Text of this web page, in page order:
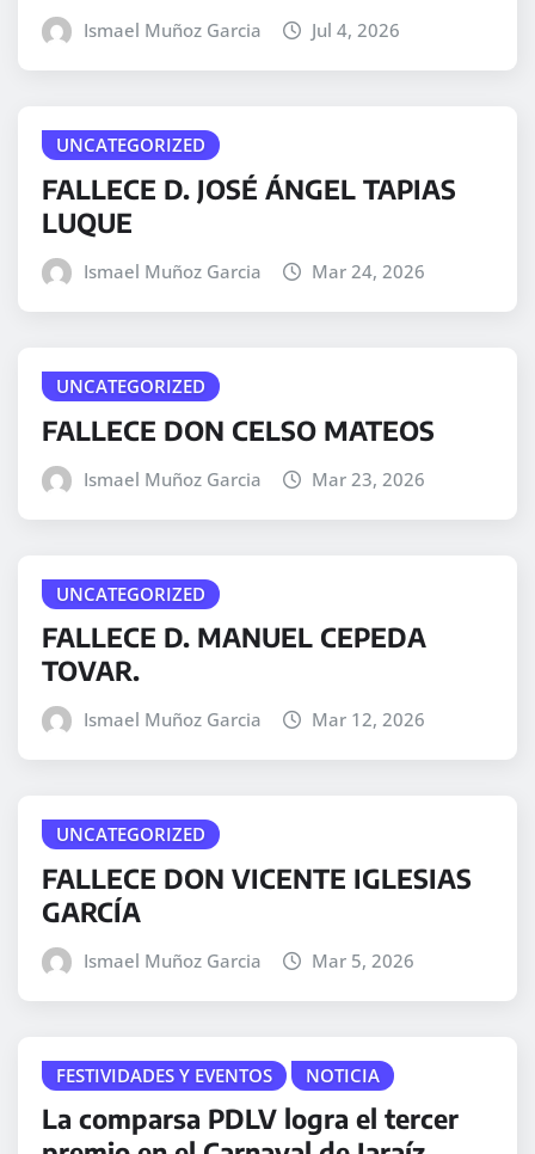
Ismael Muñoz Garcia Jul 4, 2026
UNCATEGORIZED
FALLECE D. JOSÉ ÁNGEL TAPIAS
LUQUE
Ismael Muñoz Garcia Mar 24, 2026
UNCATEGORIZED
FALLECE DON CELSO MATEOS
Ismael Muñoz Garcia Mar 23, 2026
UNCATEGORIZED
FALLECE D. MANUEL CEPEDA
TOVAR.
Ismael Muñoz Garcia Mar 12, 2026
UNCATEGORIZED
FALLECE DON VICENTE IGLESIAS
GARCÍA
Ismael Muñoz Garcia Mar 5, 2026
FESTIVIDADES Y EVENTOS NOTICIA
La comparsa PDLV logra el tercer